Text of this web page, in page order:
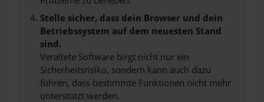
Stelle sicher, dass dein Browser und dein
Betriebssystem auf dem neuesten Stand
sind.
Veraltete Software birgt nicht nur ein
Sicherheitsrisiko, sondern kann auch dazu
führen, dass bestimmte Funktionen nicht mehr
unterstützt werden.